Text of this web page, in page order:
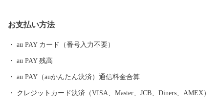
和紙の生産する世界一薄い和紙など、この村にしかないものも多
豊かな自然と活気ある村の雰囲気を体験しに、日高村へお越しく
ださい。
お支払い方法
au PAY カード（番号入力不要）
au PAY 残高
au PAY（auかんたん決済）通信料金合算
クレジットカード決済（VISA、Master、JCB、Diners、AMEX）